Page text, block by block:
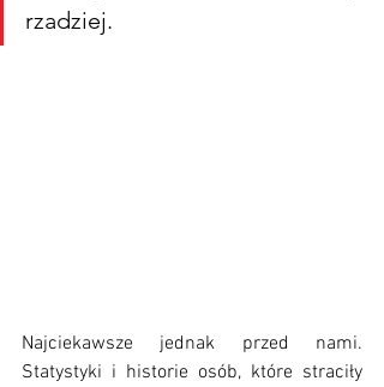
rzadziej.
Najciekawsze jednak przed nami.
Statystyki i historie osób, które straciły